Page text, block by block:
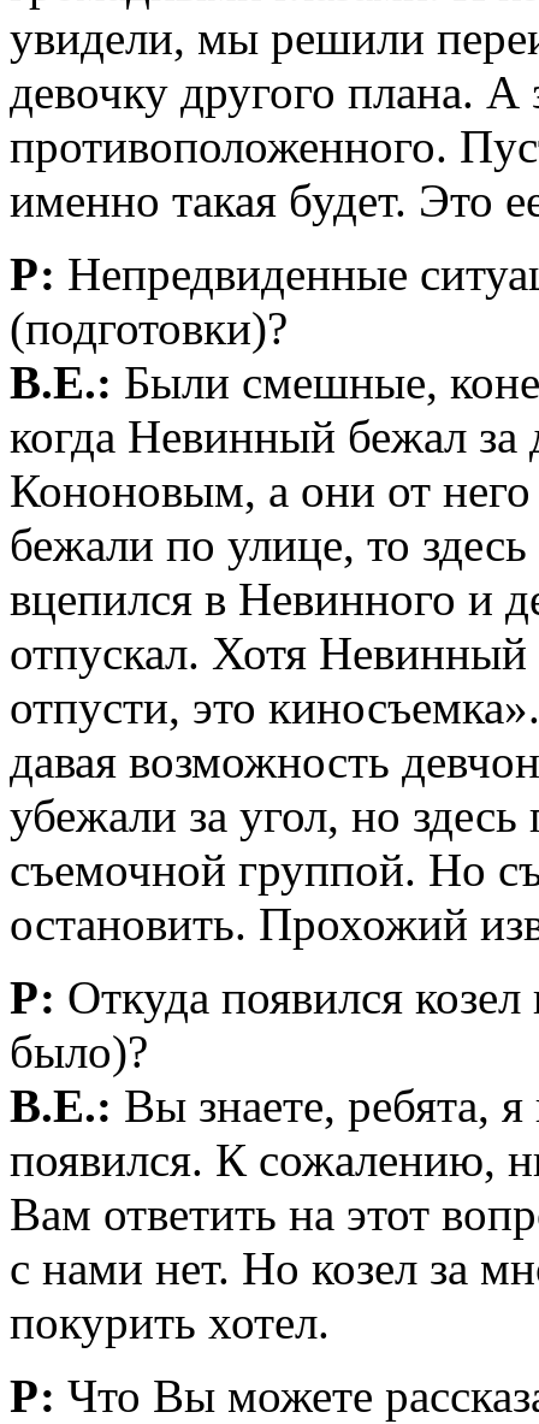
увидели, мы решили
девочку другого плана.
противоположенного.
именно такая будет. Это
Р: Непредвиденные
(подготовки)?
В.Е.: Были смешные,
когда Невинный бежал за
Кононовым, а они от него
бежали по улице, то
вцепился в Невинного и
отпускал. Хотя
отпусти, это
давая возможность
убежали за угол, но
съемочной группой. Но
остановить. Прохожий
Р: Откуда появился
было)?
В.Е.: Вы знаете, ребята,
появился. К сожалению,
Вам ответить на этот
с нами нет. Но козел за
покурить хотел.
Р: Что Вы можете